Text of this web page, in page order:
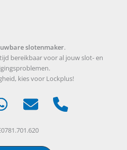
slotenmaker.
bereikbaar voor al jouw slot- en
kies voor Lockplus!